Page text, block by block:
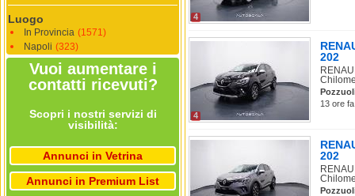
Luogo
In Provincia (1571)
Napoli (323)
Vuoi aumentare i
contatti ricevuti?
Scopri i nostri servizi di
visibilità:
Annunci in Vetrina
Annunci in Premium List
4
4
202
13 ore
202